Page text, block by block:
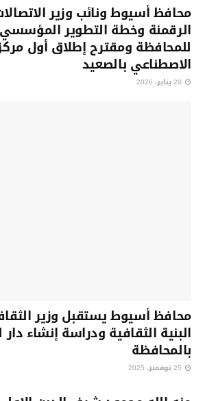
محافظ أسيوط ونائب وزير
الرقمنة وخطة التطوير
للمحافظة ومقترح إطلاق أول
الاصطناعي بالصعيد
محافظ أسيوط يستقبل وزير
البنية الثقافية ودراسة إنشاء دار
بالمحافظة